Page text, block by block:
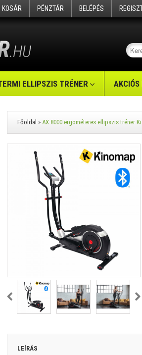
KOSÁR PÉNZTÁR BELÉPÉS
ELLIPSZIS TRÉNER
Főoldal » AX 8000 ergométeres ellipszis tréner
LEÍRÁS